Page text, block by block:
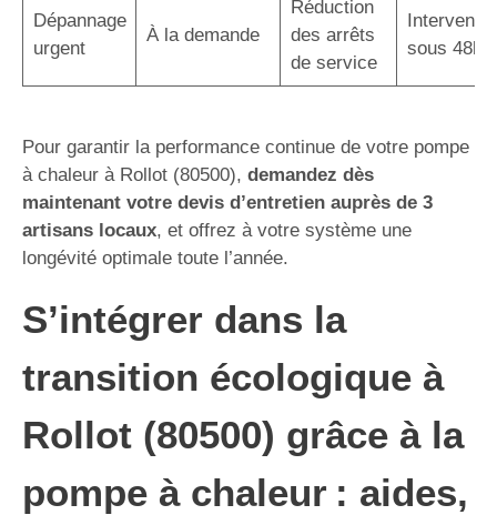
Dépannage
urgent
À la demande
Réduction
des arrêts
de service
sous 48h
Pour garantir la performance continue de votre pompe
à chaleur à Rollot (80500), demandez dès
maintenant votre devis d’entretien auprès de 3
artisans locaux, et offrez à votre système une
longévité optimale toute l’année.
S’intégrer dans la
transition écologique à
Rollot (80500) grâce à la
pompe à chaleur : aides,